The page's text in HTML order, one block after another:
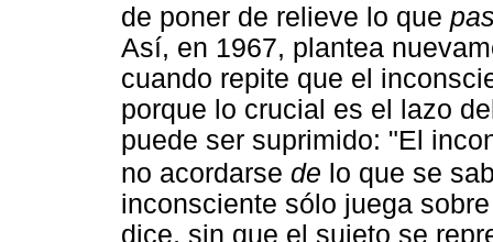
de poner de relieve lo que
Así, en 1967, plantea
cuando repite que el
porque lo crucial es el lazo
puede ser suprimido: "El
no acordarse de lo que se
inconsciente sólo juega
dice, sin que el sujeto se